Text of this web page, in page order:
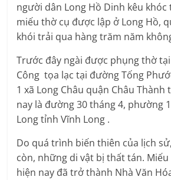
người dân Long Hồ Dinh kêu
miếu thờ cụ được lập ở Long Hồ,
khói trải qua hàng trăm năm
Trước đây ngài được phụng thờ
Công tọa lạc tại đường Tống
1 xã Long Châu quận Châu Thành
nay là đường 30 tháng 4, phường
Long tỉnh Vĩnh Long .
Do quá trình biến thiên của lịch
còn, những di vật bị thất tán.
hiện nay đã trở thành Nhà Văn